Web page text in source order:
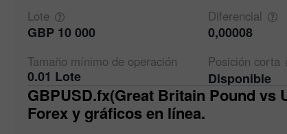
Lote
GBP 10 000
Diferencial
0,00008
Tamaño mínimo de operación
0.01 Lote
Posición corta
Disponible
GBPUSD.fx(Great Britain Pound vs US Dollar). Cotizaciones de
Forex y gráficos en línea.